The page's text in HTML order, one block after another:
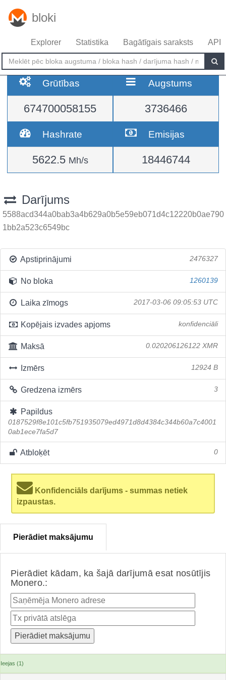
bloki
Explorer Statistika Bagātīgais saraksts API
Grūtības
674700058155
Augstums
3736466
Hashrate
5622.5 Mh/s
Emisijas
18446744
Darījums
5588acd344a0bab3a4b629a0b5e59eb071d4c12220b0ae790
1bb2a523c6549bc
Apstiprinājumi 2476327
No bloka 1260139
Laika zīmogs 2017-03-06 09:05:53 UTC
Kopējais izvades apjoms konfidenciāli
Maksā 0.020206126122 XMR
Izmērs 12924 B
Gredzena izmērs 3
Papildus
0187529f8e101c5fb751935079ed4971d8d4384c344b60a7c4001
0ab1ece7fa5d7
Atbloķēt 0
Konfidenciāls darījums - summas netiek
izpaustas.
Pierādiet maksājumu
Pierādiet kādam, ka šajā darījumā esat nosūtījis
Monero.:
Ieejas (1)